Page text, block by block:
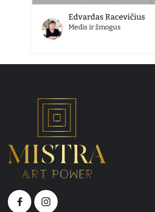
Edvardas Racevičius
Medis ir žmogus